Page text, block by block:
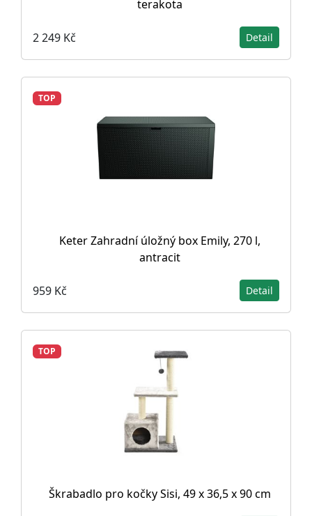
terakota
2 249 Kč Detail
TOP
Keter Zahradní úložný box Emily, 270 l,
antracit
959 Kč Detail
TOP
Škrabadlo pro kočky Sisi, 49 x 36,5 x 90 cm